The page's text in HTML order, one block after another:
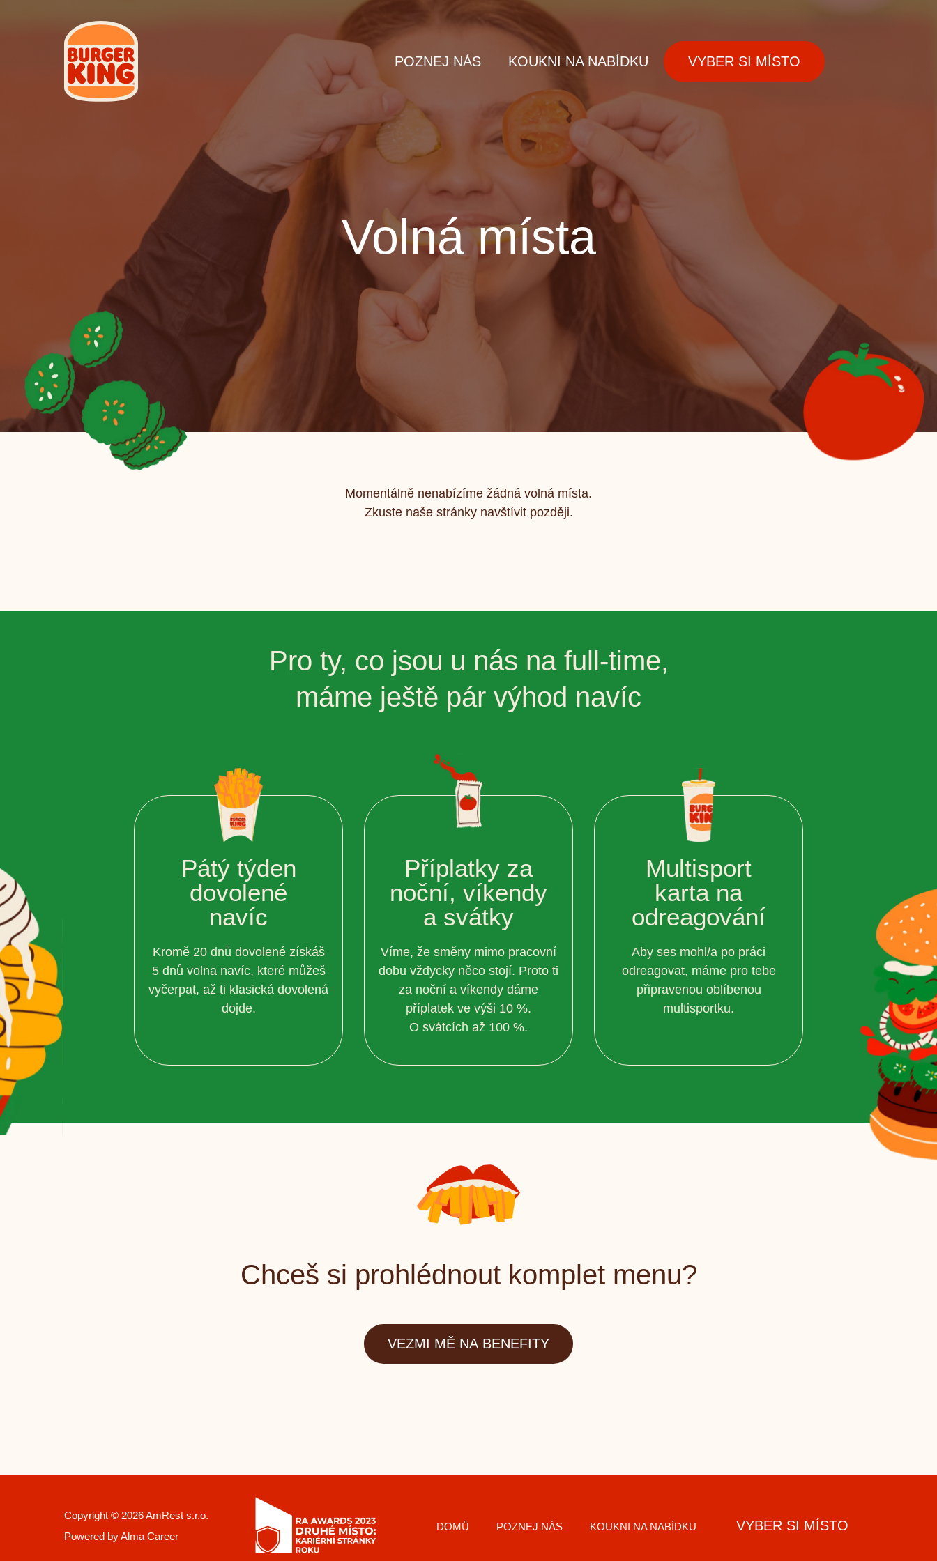
POZNEJ NÁS KOUKNI NA NABÍDKU VYBER SI MÍSTO
Volná místa
Momentálně nenabízíme žádná volná místa.
Zkuste naše stránky navštívit později.
Pro ty, co jsou u nás na full‑time,
máme ještě pár výhod navíc
Pátý týden
dovolené
navíc
Kromě 20 dnů dovolené získáš
5 dnů volna navíc, které můžeš
vyčerpat, až ti klasická dovolená
dojde.
Příplatky za
noční, víkendy
a svátky
Víme, že směny mimo pracovní
dobu vždycky něco stojí. Proto ti
za noční a víkendy dáme
příplatek ve výši 10 %.
O svátcích až 100 %.
Multisport
karta na
odreagování
Aby ses mohl/a po práci
odreagovat, máme pro tebe
připravenou oblíbenou
multisportku.
Chceš si prohlédnout komplet menu?
VEZMI MĚ NA BENEFITY
Copyright © 2026 AmRest s.r.o.
Powered byAlma Career
DOMŮ POZNEJ NÁS KOUKNI NA NABÍDKU VYBER SI MÍSTO